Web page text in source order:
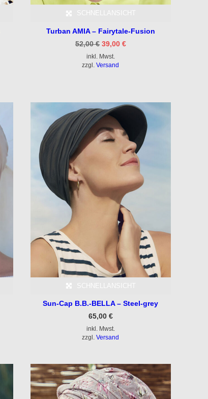
SCHNELLANSICHT
Turban AMIA – Fairytale-Fusion
52,00€ Ursprünglicher
war:
52,00 €
39,00 €Aktueller
inkl. Mwst.
zzgl.Versand
SCHNELLANSICHT
Sun-Cap B.B.-BELLA – Steel-grey
65,00 €
inkl. Mwst.
zzgl.Versand